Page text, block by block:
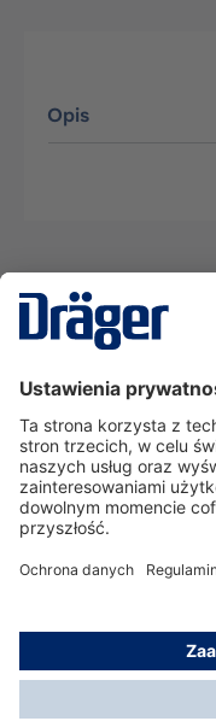
Opis
Serwisowa linia
O nas
Korzystanie ze
© Dräger Polska Sp.
*Wszystkie ceny bez